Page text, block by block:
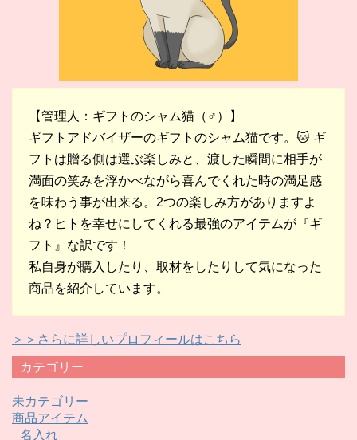
【管理人：ギフトのシャム猫（♂）】
ギフトアドバイザーのギフトのシャム猫です。🐱 ギ
フトは贈る側は選ぶ楽しみと、渡した瞬間に相手が
満面の笑みを浮かべながら喜んでくれた時の満足感
を味わう事が出来る。2つの楽しみ方がありますよ
ね？ヒトを幸せにしてくれる最強のアイテムが『ギ
フト』な訳です！
私自身が購入したり、取材をしたりして気になった
商品を紹介しています。
＞＞さらに詳しいプロフィールはこちら
カテゴリー
未カテゴリー
商品アイテム
名入れ